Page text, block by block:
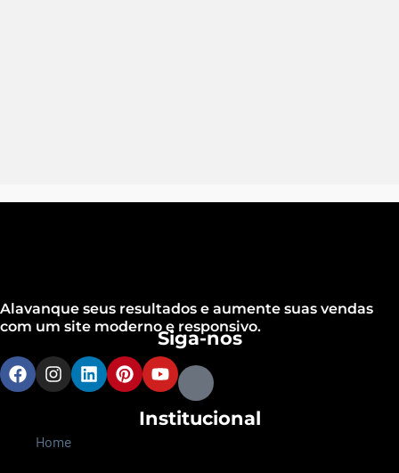
Alavanque seus resultados e aumente suas vendas
com um site moderno e responsivo.
Siga-nos
Institucional
Home